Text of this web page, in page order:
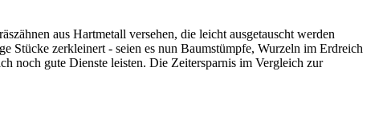
aus Hartmetall versehen, die leicht ausgetauscht werden
Stücke zerkleinert - seien es nun Baumstümpfe, Wurzeln im Erdreich
noch gute Dienste leisten. Die Zeitersparnis im Vergleich zur